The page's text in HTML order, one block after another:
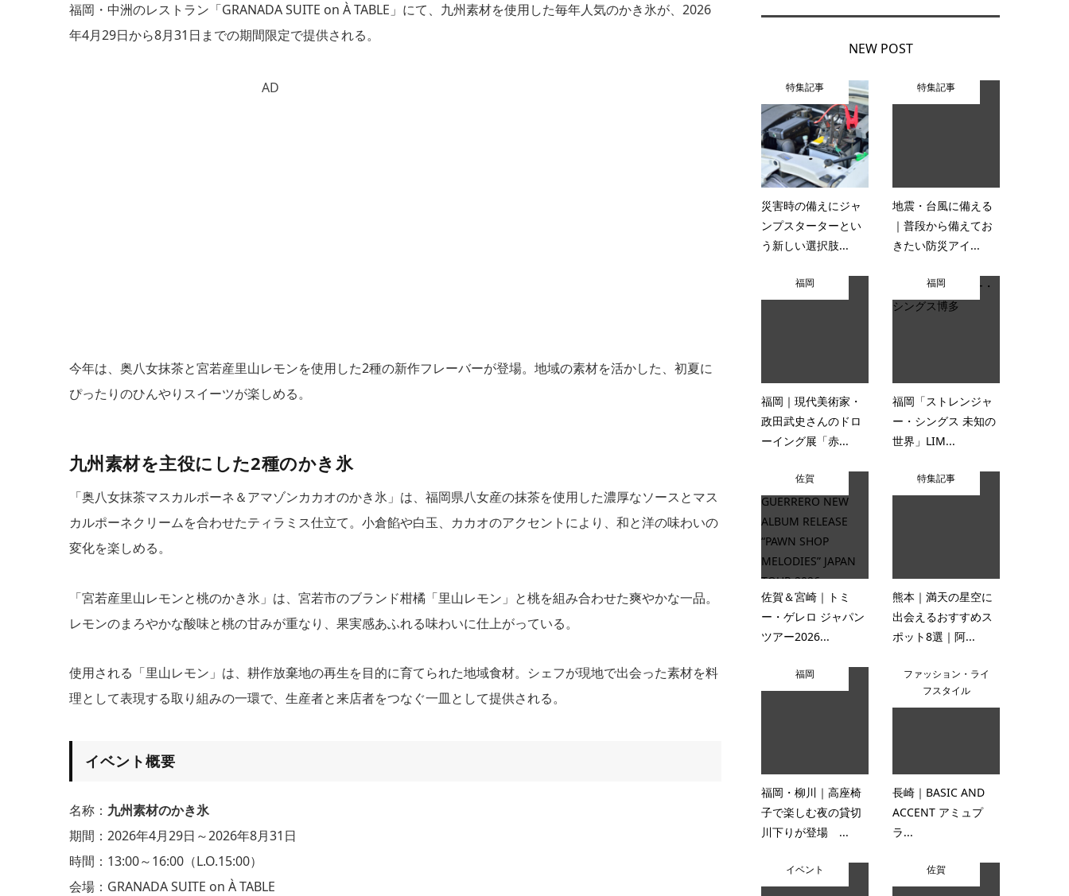
福岡・中洲のレストラン「GRANADA SUITE on À TABLE」にて、九州素材を使用した毎年人気のかき氷が、2026
年4月29日から8月31日までの期間限定で提供される。
AD
今年は、奥八女抹茶と宮若産里山レモンを使用した2種の新作フレーバーが登場。地域の素材を活かした、初夏に
ぴったりのひんやりスイーツが楽しめる。
九州素材を主役にした2種のかき氷
「奥八女抹茶マスカルポーネ＆アマゾンカカオのかき氷」は、福岡県八女産の抹茶を使用した濃厚なソースとマス
カルポーネクリームを合わせたティラミス仕立て。小倉餡や白玉、カカオのアクセントにより、和と洋の味わいの
変化を楽しめる。
「宮若産里山レモンと桃のかき氷」は、宮若市のブランド柑橘「里山レモン」と桃を組み合わせた爽やかな一品。
レモンのまろやかな酸味と桃の甘みが重なり、果実感あふれる味わいに仕上がっている。
使用される「里山レモン」は、耕作放棄地の再生を目的に育てられた地域食材。シェフが現地で出会った素材を料
理として表現する取り組みの一環で、生産者と来店者をつなぐ一皿として提供される。
イベント概要
名称： 九州素材のかき氷
期間：2026年4月29日～2026年8月31日
時間：13:00～16:00（L.O.15:00）
会場：GRANADA SUITE on À TABLE
NEW POST
特集記事
災害時の備えにジャ
ンプスターターとい
う新しい選択肢...
特集記事
地震・台風に備える
｜普段から備えてお
きたい防災アイ...
福岡
福岡｜現代美術家・
政田武史さんのドロ
ーイング展「赤...
福岡
福岡「ストレンジャ
ー・シングス 未知の
世界」LIM...
佐賀
佐賀＆宮崎｜トミ
ー・ゲレロ ジャパン
ツアー2026...
特集記事
熊本｜満天の星空に
出会えるおすすめス
ポット8選｜阿...
福岡
福岡・柳川｜高座椅
子で楽しむ夜の貸切
川下りが登場 ...
ファッション・ライ
フスタイル
長崎｜BASIC AND
ACCENT アミュプ
ラ...
イベント 佐賀